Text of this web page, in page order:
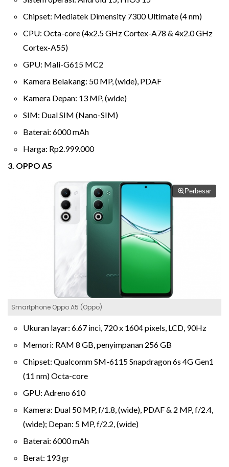
Chipset: Mediatek Dimensity 7300 Ultimate (4 nm)
CPU: Octa-core (4x2.5 GHz Cortex-A78 & 4x2.0 GHz
Cortex-A55)
GPU: Mali-G615 MC2
Kamera Belakang: 50 MP, (wide), PDAF
Kamera Depan: 13 MP, (wide)
SIM: Dual SIM (Nano-SIM)
Baterai: 6000 mAh
Harga: Rp2.999.000
3. OPPO A5
Perbesar
Smartphone Oppo A5 (Oppo)
Ukuran layar: 6.67 inci, 720 x 1604 pixels, LCD, 90Hz
Memori: RAM 8 GB, penyimpanan 256 GB
Chipset: Qualcomm SM-6115 Snapdragon 6s 4G Gen1
(11 nm) Octa-core
GPU: Adreno 610
Kamera: Dual 50 MP, f/1.8, (wide), PDAF & 2 MP, f/2.4,
(wide); Depan: 5 MP, f/2.2, (wide)
Baterai: 6000 mAh
Berat: 193 gr